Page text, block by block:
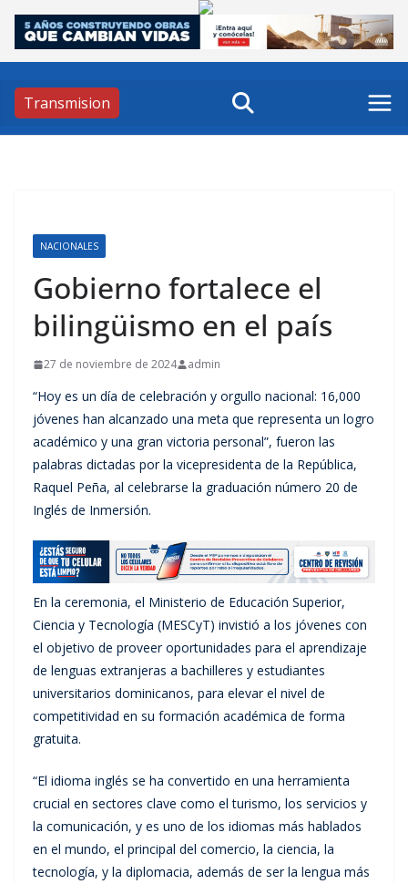
Skip
content
Transmision
NACIONALES
Gobierno fortalece el
bilingüismo en el país
27 de noviembre de 2024 admin
“Hoy es un día de celebración y orgullo nacional: 16,000
jóvenes han alcanzado una meta que representa un logro
académico y una gran victoria personal”, fueron las
palabras dictadas por la vicepresidenta de la República,
Raquel Peña, al celebrarse la graduación número 20 de
Inglés de Inmersión.
En la ceremonia, el Ministerio de Educación Superior,
Ciencia y Tecnología (MESCyT) invistió a los jóvenes con
el objetivo de proveer oportunidades para el aprendizaje
de lenguas extranjeras a bachilleres y estudiantes
universitarios dominicanos, para elevar el nivel de
competitividad en su formación académica de forma
gratuita.
“El idioma inglés se ha convertido en una herramienta
crucial en sectores clave como el turismo, los servicios y
la comunicación, y es uno de los idiomas más hablados
en el mundo, el principal del comercio, la ciencia, la
tecnología, y la diplomacia, además de ser la lengua más